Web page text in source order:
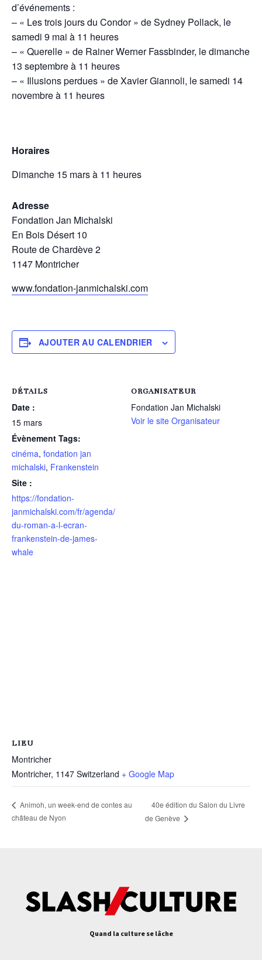
d’événements :
– « Les trois jours du Condor » de Sydney Pollack, le
samedi 9 mai à 11 heures
– « Querelle » de Rainer Werner Fassbinder, le dimanche
13 septembre à 11 heures
– « Illusions perdues » de Xavier Giannoli, le samedi 14
novembre à 11 heures
Horaires
Dimanche 15 mars à 11 heures
Adresse
Fondation Jan Michalski
En Bois Désert 10
Route de Chardève 2
1147 Montricher
www.fondation-janmichalski.com
AJOUTER AU CALENDRIER
DÉTAILS
Date :
15 mars
Évènement Tags:
cinéma, fondation jan
michalski, Frankenstein
Site :
https://fondation-
janmichalski.com/fr/agenda/
du-roman-a-l-ecran-
frankenstein-de-james-
whale
ORGANISATEUR
Fondation Jan Michalski
Voir le site Organisateur
LIEU
Montricher
Montricher, 1147 Switzerland + Google Map
Animoh, un week-end de contes au
château de Nyon
40e édition du Salon du Livre
de Genève
Quand la culture se lâche